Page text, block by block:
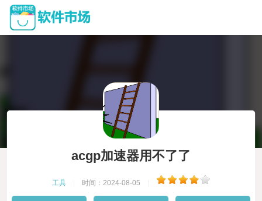
acgp加速器用不了了
工具 时间：2024-08-05